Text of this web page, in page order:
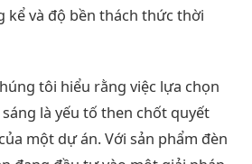
kể và độ bền thách thức thời
tôi hiểu rằng việc lựa chọn
là yếu tố then chốt quyết
một dự án. Với sản phẩm đèn